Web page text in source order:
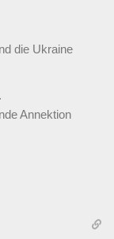
die Ukraine
Annektion